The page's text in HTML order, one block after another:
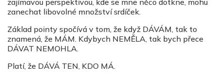
zajímavou perspektivou, kde se mne něco dotkne, mohu
zanechat libovolné množství srdíček.
Základ pointy spočívá v tom, že když DÁVÁM, tak to
znamená, že MÁM. Kdybych NEMĚLA, tak bych přece
DÁVAT NEMOHLA.
Platí, že DÁVÁ TEN, KDO MÁ.